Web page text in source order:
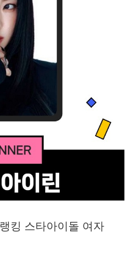
킹 스타아이돌 여자